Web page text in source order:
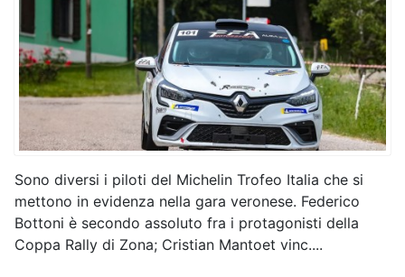
Sono diversi i piloti del Michelin Trofeo Italia che si
mettono in evidenza nella gara veronese. Federico
Bottoni è secondo assoluto fra i protagonisti della
Coppa Rally di Zona; Cristian Mantoet vinc....